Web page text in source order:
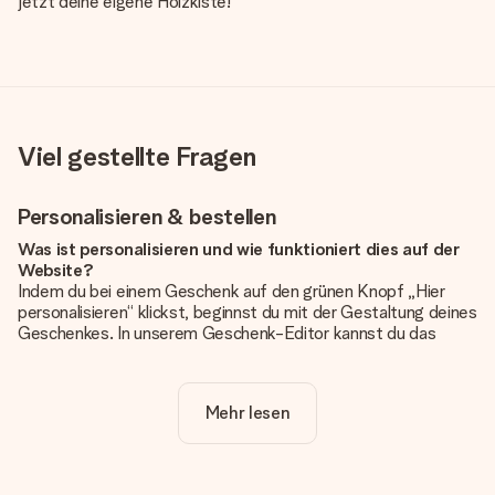
Viel gestellte Fragen
Personalisieren & bestellen
Was ist personalisieren und wie funktioniert dies auf der
Website?
Indem du bei einem Geschenk auf den grünen Knopf „Hier
personalisieren“ klickst, beginnst du mit der Gestaltung deines
Geschenkes. In unserem Geschenk-Editor kannst du das
noch eines unserer angebotenen Designs, um deinem
Geschenk die perfekte Ausstrahlung zu verleihen.
Mehr lesen